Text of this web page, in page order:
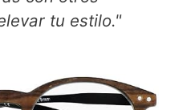
tu estilo."